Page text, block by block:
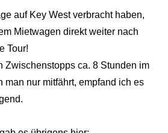
auf Key West verbracht haben,
Mietwagen direkt weiter nach
Tour!
Zwischenstopps ca. 8 Stunden im
man nur mitfährt, empfand ich es